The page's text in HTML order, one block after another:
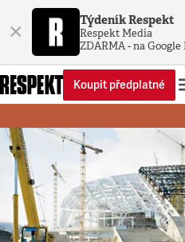
× Týdeník Respekt
Respekt Media
ZDARMA - na Google
Koupit předplatné